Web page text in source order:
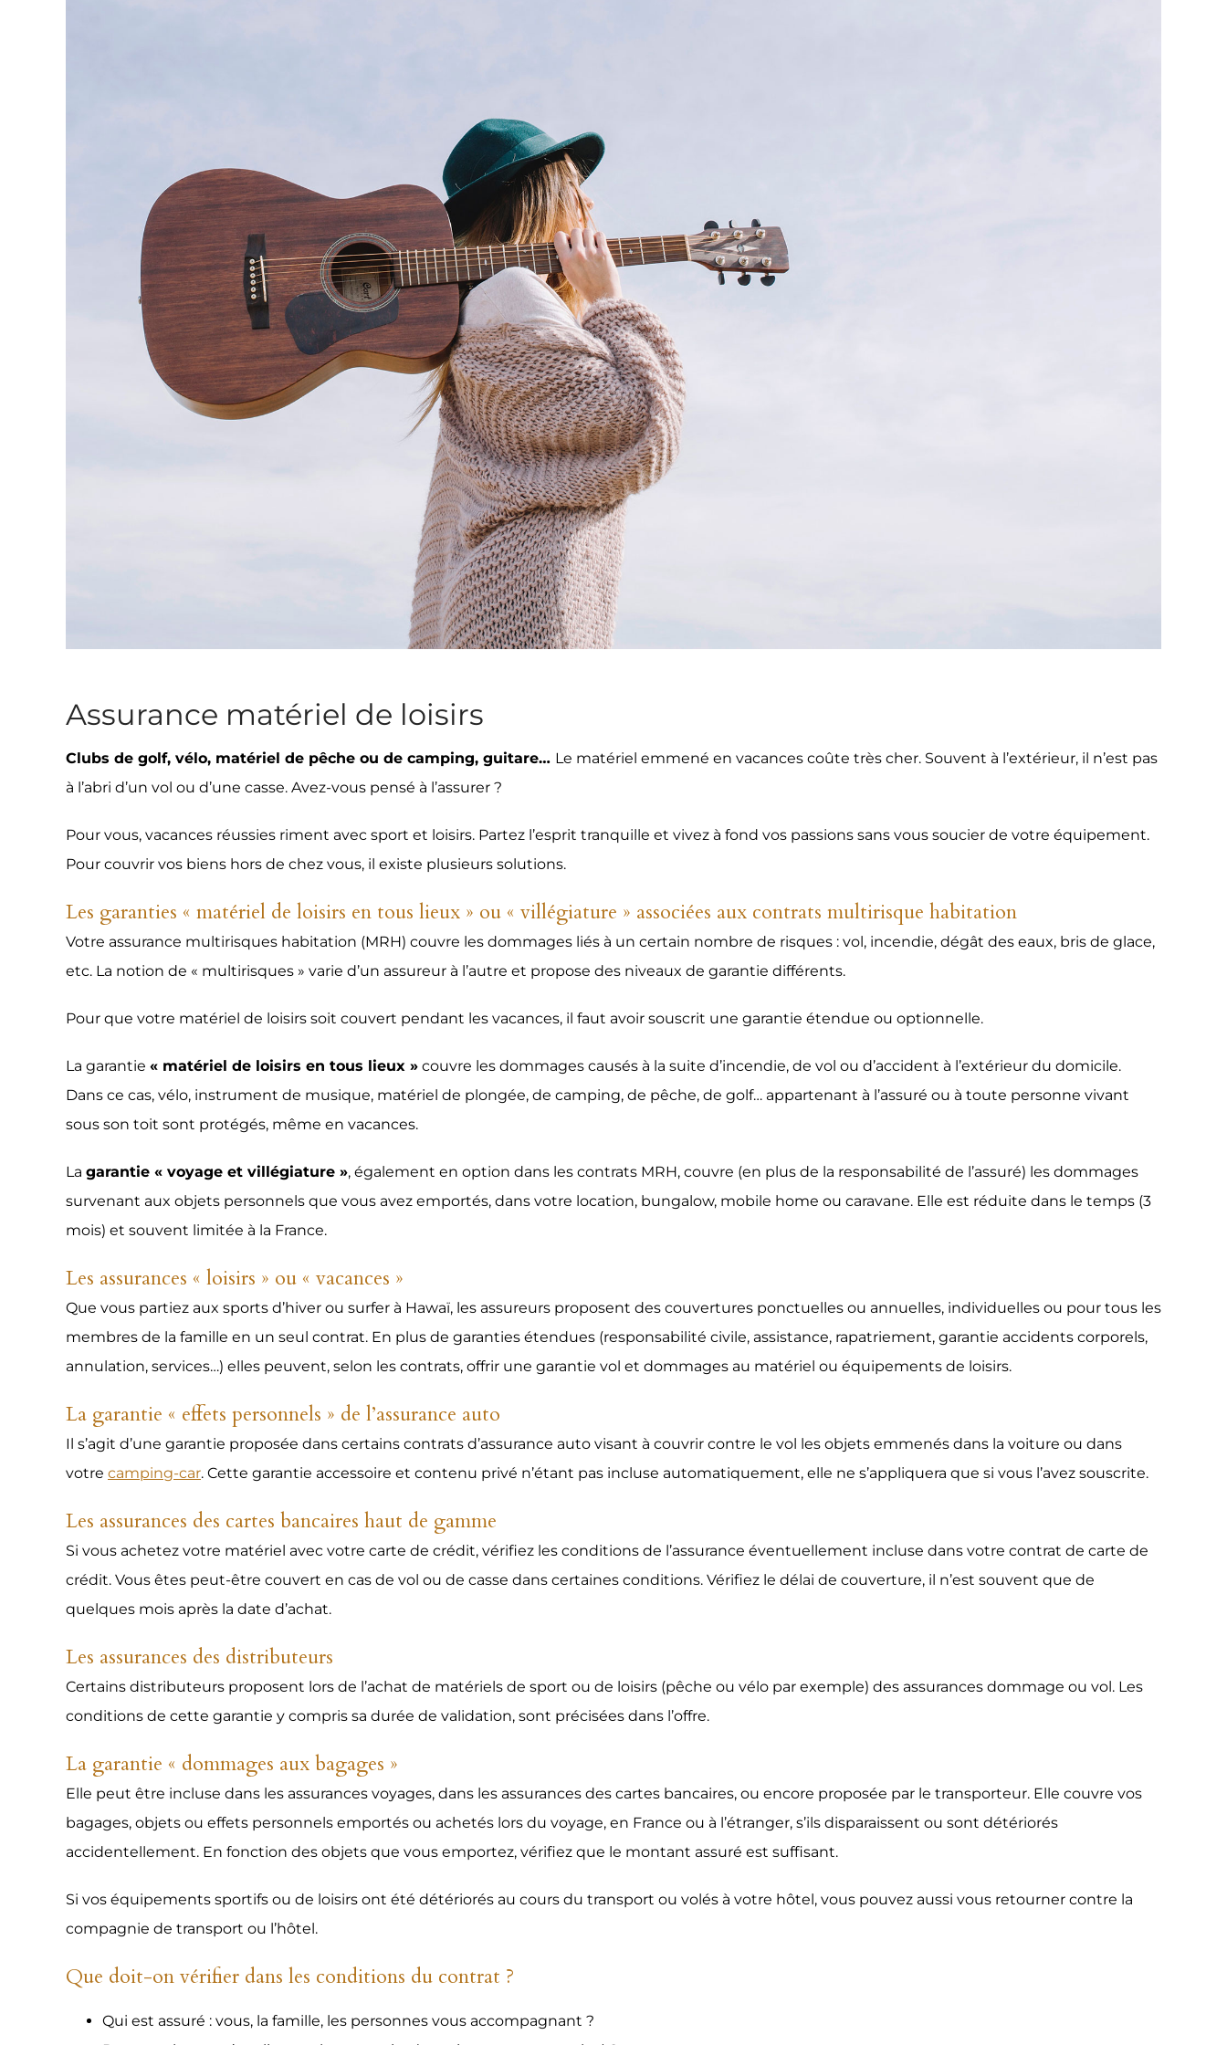
Assurance matériel de loisirs
Clubs de golf, vélo, matériel de pêche ou de camping, guitare… Le matériel emmené en vacances coûte très cher. Souvent à l’extérieur, il n’est pas
à l’abri d’un vol ou d’une casse. Avez-vous pensé à l’assurer ?
Pour vous, vacances réussies riment avec sport et loisirs. Partez l’esprit tranquille et vivez à fond vos passions sans vous soucier de votre équipement.
Pour couvrir vos biens hors de chez vous, il existe plusieurs solutions.
Les garanties « matériel de loisirs en tous lieux » ou « villégiature » associées aux contrats multirisque habitation
Votre assurance multirisques habitation (MRH) couvre les dommages liés à un certain nombre de risques : vol, incendie, dégât des eaux, bris de glace,
etc. La notion de « multirisques » varie d’un assureur à l’autre et propose des niveaux de garantie différents.
Pour que votre matériel de loisirs soit couvert pendant les vacances, il faut avoir souscrit une garantie étendue ou optionnelle.
La garantie « matériel de loisirs en tous lieux » couvre les dommages causés à la suite d’incendie, de vol ou d’accident à l’extérieur du domicile.
Dans ce cas, vélo, instrument de musique, matériel de plongée, de camping, de pêche, de golf… appartenant à l’assuré ou à toute personne vivant
sous son toit sont protégés, même en vacances.
La garantie « voyage et villégiature », également en option dans les contrats MRH, couvre (en plus de la responsabilité de l’assuré) les dommages
survenant aux objets personnels que vous avez emportés, dans votre location, bungalow, mobile home ou caravane. Elle est réduite dans le temps (3
mois) et souvent limitée à la France.
Les assurances « loisirs » ou « vacances »
Que vous partiez aux sports d’hiver ou surfer à Hawaï, les assureurs proposent des couvertures ponctuelles ou annuelles, individuelles ou pour tous les
membres de la famille en un seul contrat. En plus de garanties étendues (responsabilité civile, assistance, rapatriement, garantie accidents corporels,
annulation, services…) elles peuvent, selon les contrats, offrir une garantie vol et dommages au matériel ou équipements de loisirs.
La garantie « effets personnels » de l’assurance auto
Il s’agit d’une garantie proposée dans certains contrats d’assurance auto visant à couvrir contre le vol les objets emmenés dans la voiture ou dans
votre camping-car. Cette garantie accessoire et contenu privé n’étant pas incluse automatiquement, elle ne s’appliquera que si vous l’avez souscrite.
Les assurances des cartes bancaires haut de gamme
Si vous achetez votre matériel avec votre carte de crédit, vérifiez les conditions de l’assurance éventuellement incluse dans votre contrat de carte de
crédit. Vous êtes peut-être couvert en cas de vol ou de casse dans certaines conditions. Vérifiez le délai de couverture, il n’est souvent que de
quelques mois après la date d’achat.
Les assurances des distributeurs
Certains distributeurs proposent lors de l’achat de matériels de sport ou de loisirs (pêche ou vélo par exemple) des assurances dommage ou vol. Les
conditions de cette garantie y compris sa durée de validation, sont précisées dans l’offre.
La garantie « dommages aux bagages »
Elle peut être incluse dans les assurances voyages, dans les assurances des cartes bancaires, ou encore proposée par le transporteur. Elle couvre vos
bagages, objets ou effets personnels emportés ou achetés lors du voyage, en France ou à l’étranger, s’ils disparaissent ou sont détériorés
accidentellement. En fonction des objets que vous emportez, vérifiez que le montant assuré est suffisant.
Si vos équipements sportifs ou de loisirs ont été détériorés au cours du transport ou volés à votre hôtel, vous pouvez aussi vous retourner contre la
compagnie de transport ou l’hôtel.
Que doit-on vérifier dans les conditions du contrat ?
Qui est assuré : vous, la famille, les personnes vous accompagnant ?